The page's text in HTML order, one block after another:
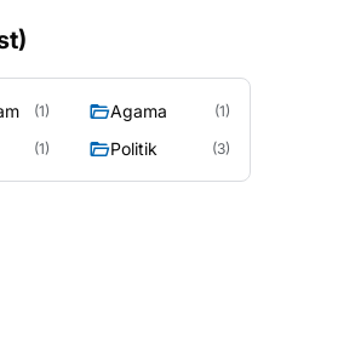
(1) Agama (1)
(1) Politik (3)